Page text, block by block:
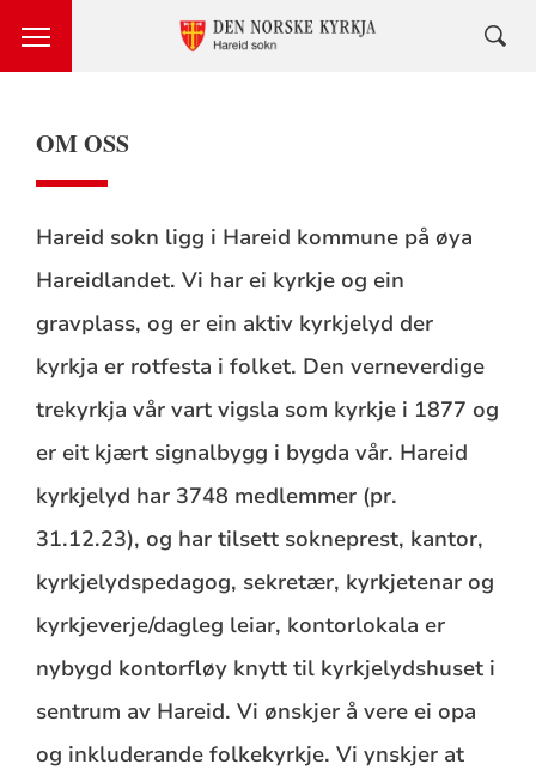
OM OSS
Hareid sokn ligg i Hareid kommune på øya
Hareidlandet. Vi har ei kyrkje og ein
gravplass, og er ein aktiv kyrkjelyd der
kyrkja er rotfesta i folket. Den verneverdige
trekyrkja vår vart vigsla som kyrkje i 1877 og
er eit kjært signalbygg i bygda vår. Hareid
kyrkjelyd har 3748 medlemmer (pr.
31.12.23), og har tilsett sokneprest, kantor,
kyrkjelydspedagog, sekretær, kyrkjetenar og
kyrkjeverje/dagleg leiar, kontorlokala er
nybygd kontorfløy knytt til kyrkjelydshuset i
sentrum av Hareid. Vi ønskjer å vere ei opa
og inkluderande folkekyrkje. Vi ynskjer at